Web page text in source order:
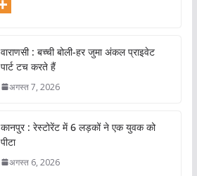
वाराणसी : बच्ची बोली-हर जुमा अंकल प्राइवेट
पार्ट टच करते हैं
अगस्त 7, 2026
कानपुर : रेस्टोरेंट में 6 लड़कों ने एक युवक को
पीटा
अगस्त 6, 2026